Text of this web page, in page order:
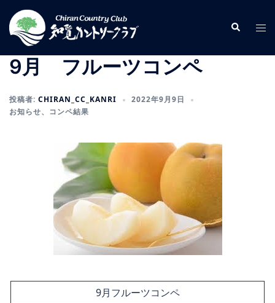
ン
検
索
ト
ル
9月 フルーツコンペ
投稿者: CHIRAN_CC_KANRI
2022年9月9日
お知らせ、 コンペ結果
9月フルーツコンペ